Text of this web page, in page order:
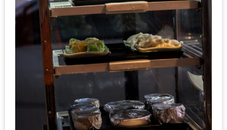
ไฟ
อุ่นๆ
ปิ้ง
มาร์ช
เมล
โล่
ชิม
และ